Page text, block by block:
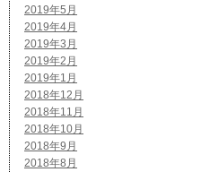
2019年5月
2019年4月
2019年3月
2019年2月
2019年1月
2018年12月
2018年11月
2018年10月
2018年9月
2018年8月